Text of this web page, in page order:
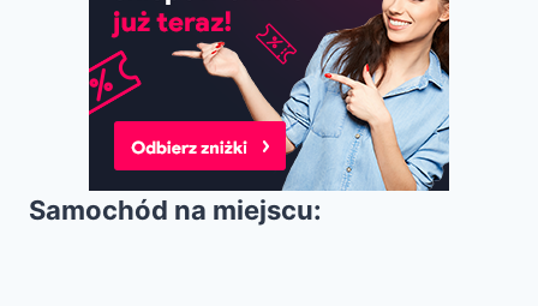
Samochód na miejscu: